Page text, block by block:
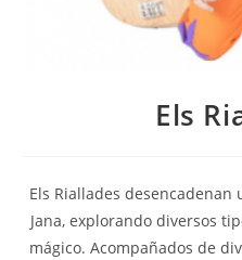
Els
Els Riallades desencadenan
Jana, explorando diversos
mágico. Acompañados de